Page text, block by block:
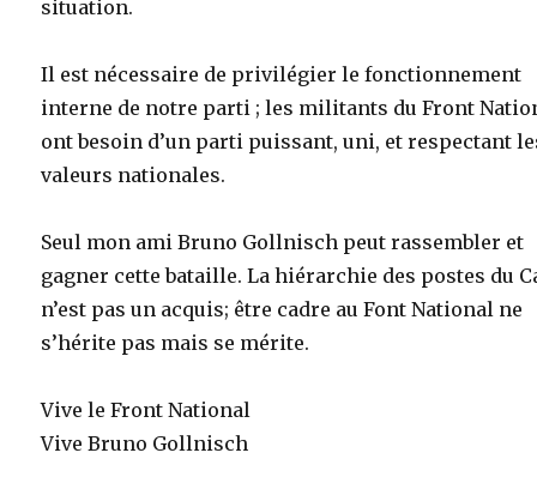
situation.
Il est nécessaire de privilégier le fonctionnement
interne de notre parti ; les militants du Front
ont besoin d’un parti puissant, uni, et respectant
valeurs nationales.
Seul mon ami Bruno Gollnisch peut rassembler et
gagner cette bataille. La hiérarchie des postes du
n’est pas un acquis; être cadre au Font National ne
s’hérite pas mais se mérite.
Vive le Front National
Vive Bruno Gollnisch